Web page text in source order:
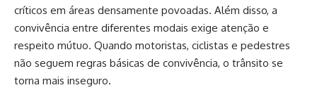
críticos em áreas densamente povoadas. Além disso, a
convivência entre diferentes modais exige atenção e
respeito mútuo. Quando motoristas, ciclistas e pedestres
não seguem regras básicas de convivência, o trânsito se
torna mais inseguro.